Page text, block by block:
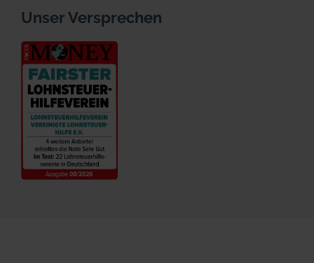
Unser Versprechen